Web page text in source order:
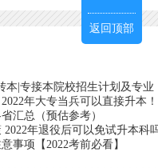
本|专接本院校招生计划及专业
年大专当兵可以直接升本！
汇总（预估参考）
年退役后可以免试升本科
事项【2022考前必看】
返回顶部